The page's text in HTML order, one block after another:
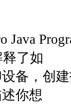
了如
备，创
你想